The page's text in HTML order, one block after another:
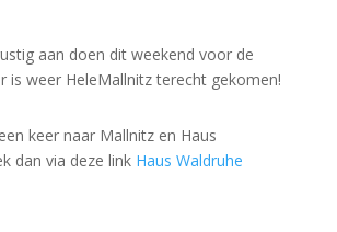
aan doen dit weekend voor de
is weer HeleMallnitz terecht gekomen!
keer naar Mallnitz en Haus
dan via deze link Haus Waldruhe